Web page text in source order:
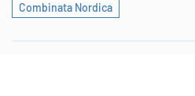
Combinata Nordica